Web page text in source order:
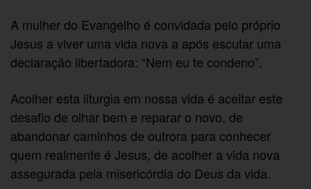
A mulher do Evangelho é convidada pelo próprio
Jesus a viver uma vida nova a após escutar uma
declaração libertadora: “Nem eu te condeno”.
Acolher esta liturgia em nossa vida é aceitar este
desafio de olhar bem e reparar o novo, de
abandonar caminhos de outrora para conhecer
quem realmente é Jesus, de acolher a vida nova
assegurada pela misericórdia do Deus da vida.